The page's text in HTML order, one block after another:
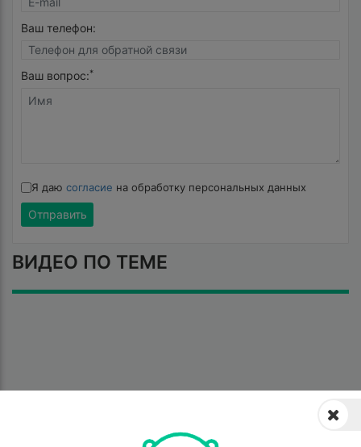
Ваш телефон:
Ваш вопрос:*
Я даю согласие на обработку персональных данных
Отправить
ВИДЕО ПО ТЕМЕ